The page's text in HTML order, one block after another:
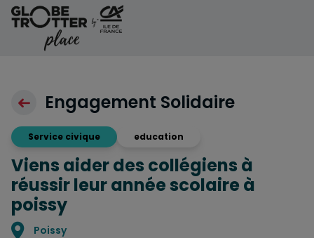
Aller au contenu
Engagement Solidaire
Service civique education
Viens aider des collégiens à
réussir leur année scolaire à
poissy
Localisation
Poissy